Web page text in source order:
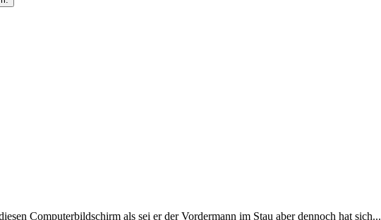
Computerbildschirm als sei er der Vordermann im Stau aber dennoch hat sich...